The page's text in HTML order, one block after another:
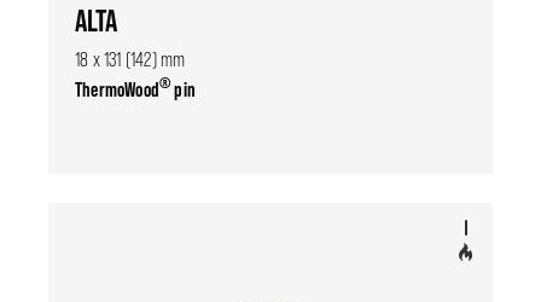
ALTA
18 x 131 (142) mm
ThermoWood®pin